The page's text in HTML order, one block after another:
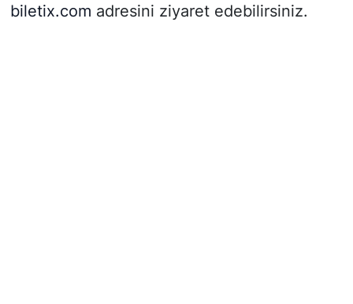
biletix.com adresini ziyaret edebilirsiniz.